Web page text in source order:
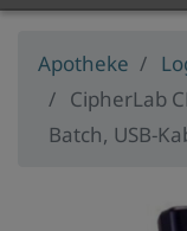
Apotheke
CipherLab
Batch, USB-